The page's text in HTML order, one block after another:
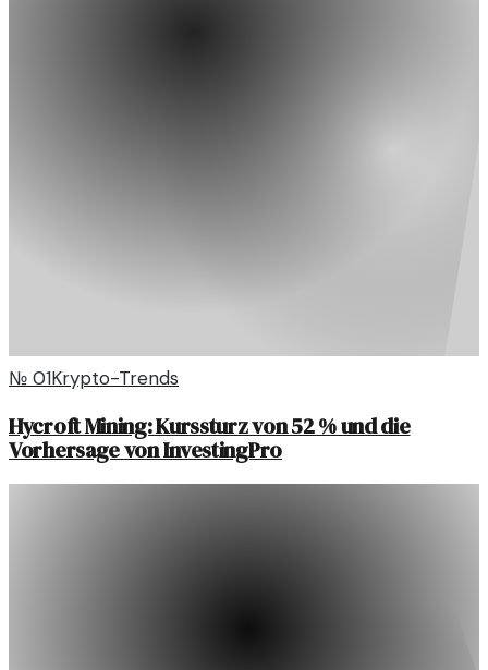
№ 01Krypto-Trends
Hycroft Mining: Kurssturz von 52 % und die
Vorhersage von InvestingPro